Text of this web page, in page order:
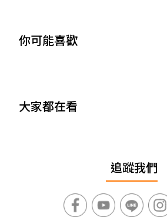
你可能喜歡
大家都在看
追蹤我們